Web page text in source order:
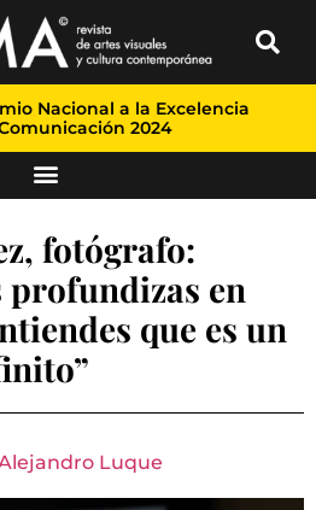
Nacional a la Excelencia
2024
fotógrafo:
profundizas en
que es un
Luque